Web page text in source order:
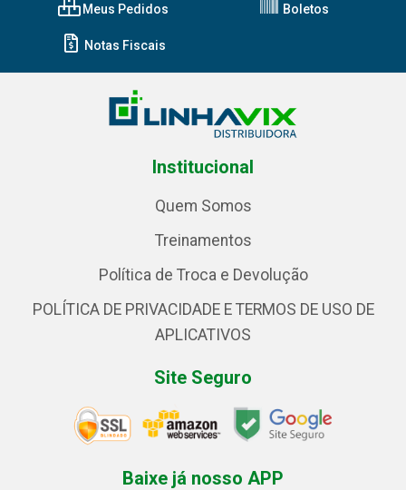
Meus Pedidos Boletos
Notas Fiscais
Institucional
Quem Somos
Treinamentos
Política de Troca e Devolução
POLÍTICA DE PRIVACIDADE E TERMOS DE USO DE
APLICATIVOS
Site Seguro
Baixe já nosso APP